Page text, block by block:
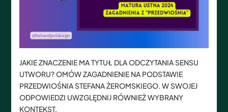
JAKIE ZNACZENIE MA TYTUŁ DLA ODCZYTANIA SENSU
UTWORU? OMÓW ZAGADNIENIE NA PODSTAWIE
PRZEDWIOŚNIA STEFANA ŻEROMSKIEGO. W SWOJEJ
ODPOWIEDZI UWZGLĘDNIJ RÓWNIEŻ WYBRANY
KONTEKST.